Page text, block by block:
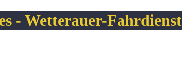
- Wetterauer-Fahrdienst